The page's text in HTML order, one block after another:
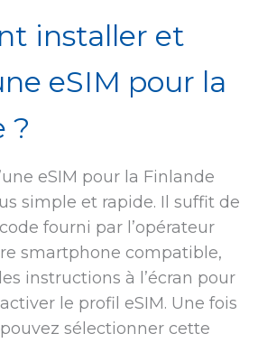
installer et
eSIM pour la
?
eSIM pour la Finlande
simple et rapide. Il suffit de
fourni par l’opérateur
smartphone compatible,
instructions à l’écran pour
le profil eSIM. Une fois
sélectionner cette